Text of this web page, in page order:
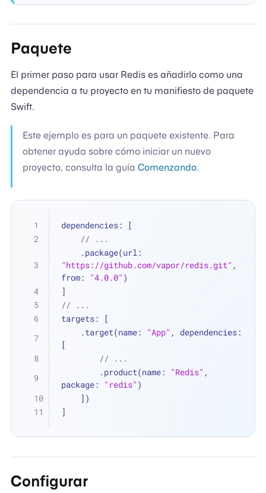
Paquete
El primer paso para usar Redis es añadirlo como una
dependencia a tu proyecto en tu manifiesto de paquete
Swift.
Este ejemplo es para un paquete existente. Para
obtener ayuda sobre cómo iniciar un nuevo
proyecto, consulta la guíaComenzando.
dependencies: [
// ...
"https://github.com/vapor/redis.git" ,
from: "4.0.0" )
]
// ...
targets: [
    .target(name:
"App" , dependencies:
[
// ...
        .product(name:
"Redis" ,
package: "redis" )
    ])
]
Configurar